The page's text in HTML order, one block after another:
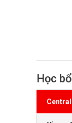
Học